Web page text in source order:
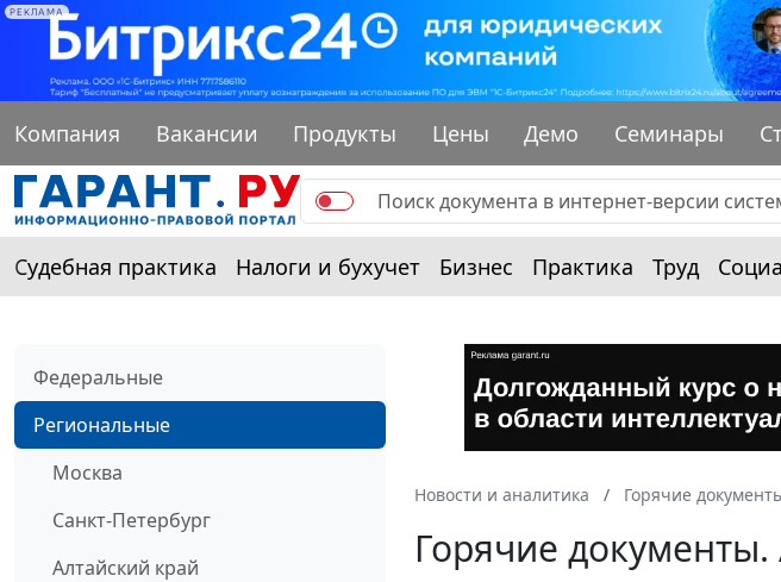
РЕКЛАМА
Компания Вакансии Продукты Цены Демо Семинары
Судебная практика Налоги и бухучет Бизнес Практика Труд
Федеральные
Региональные
Москва
Санкт-Петербург
Алтайский край
Новости и аналитика Горячие
Горячие документы.